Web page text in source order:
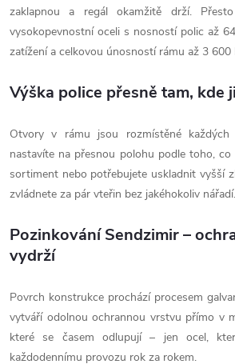
zaklapnou a regál okamžitě drží.
vysokopevnostní oceli s nosností polic až
zatížení a celkovou únosností rámu až 3 600
Výška police přesně tam, kde
Otvory v rámu jsou rozmístěné
nastavíte na přesnou polohu podle toho, co
sortiment nebo potřebujete uskladnit vyšší
zvládnete za pár vteřin bez jakéhokoliv nářadí.
Pozinkování Sendzimir –
vydrží
Povrch konstrukce prochází procesem
vytváří odolnou ochrannou vrstvu přímo v
které se časem odlupují – jen ocel,
každodennímu provozu rok za rokem.